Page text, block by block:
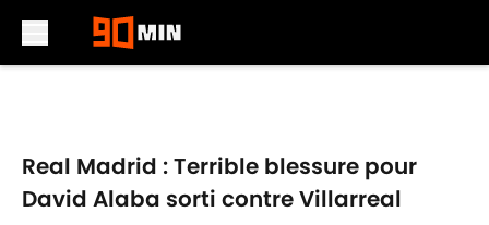
Real Madrid : Terrible blessure pour
David Alaba sorti contre Villarreal